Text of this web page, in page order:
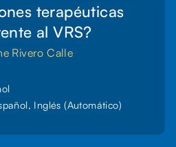
terapéuticas
al VRS?
Rivero Calle
Inglés (Automático)